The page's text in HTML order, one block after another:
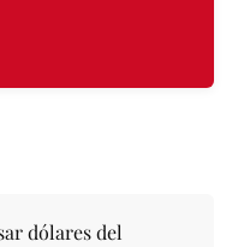
dólares del